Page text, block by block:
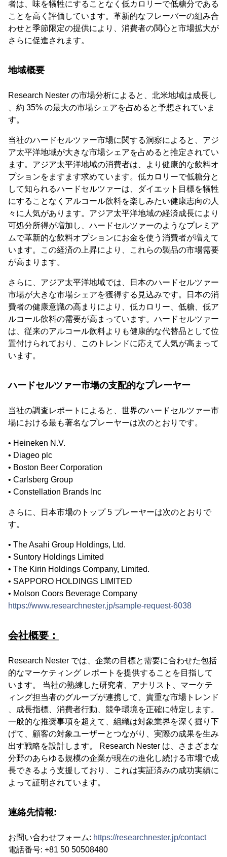
者は、味を犠牲にすることなく低カロリーで低糖分である
ことを高く評価しています。革新的なフレーバーの組み合
わせと季節限定の提供により、消費者の関心と市場拡大が
さらに促進されます。
地域概要
Research Nester の市場分析によると、北米地域は成長し
、約 35% の最大の市場シェアを占めると予想されていま
す。
当社のハードセルツァー市場に関する洞察によると、アジ
ア太平洋地域が大きな市場シェアを占めると推定されてい
ます。アジア太平洋地域の消費者は、より健康的な飲料オ
プションをますます求めています。低カロリーで低糖分と
して知られるハードセルツァーは、ダイエット目標を犠牲
にすることなくアルコール飲料を楽しみたい健康志向の人
々に人気があります。アジア太平洋地域の経済成長により
可処分所得が増加し、ハードセルツァーのようなプレミア
ムで革新的な飲料オプションにお金を使う消費者が増えて
います。この経済の上昇により、これらの製品の市場需要
が高まります。
さらに、アジア太平洋地域では、日本のハードセルツァー
市場が大きな市場シェアを獲得する見込みです。日本の消
費者の健康意識の高まりにより、低カロリー、低糖、低ア
ルコール飲料の需要が高まっています。ハードセルツァー
は、従来のアルコール飲料よりも健康的な代替品として位
置付けられており、このトレンドに応えて人気が高まって
います。
ハードセルツァー市場の支配的なプレーヤー
当社の調査レポートによると、世界のハードセルツァー市
場における最も著名なプレーヤーは次のとおりです。
• Heineken N.V.
• Diageo plc
• Boston Beer Corporation
• Carlsberg Group
• Constellation Brands Inc
さらに、日本市場のトップ 5 プレーヤーは次のとおりで
す。
• The Asahi Group Holdings, Ltd.
• Suntory Holdings Limited
• The Kirin Holdings Company, Limited.
• SAPPORO HOLDINGS LIMITED
• Molson Coors Beverage Company
https://www.researchnester.jp/sample-request-6038
会社概要：
Research Nester では、企業の目標と需要に合わせた包括
的なマーケティング レポートを提供することを目指して
います。 当社の熟練した研究者、アナリスト、マーケテ
ィング担当者のグループが連携して、貴重な市場トレンド
、成長指標、消費者行動、競争環境を正確に特定します。
一般的な推奨事項を超えて、組織は対象業界を深く掘り下
げて、顧客の対象ユーザーとつながり、実際の成果を生み
出す戦略を設計します。 Research Nester は、さまざまな
分野のあらゆる規模の企業が現在の進化し続ける市場で成
長できるよう支援しており、これは実証済みの成功実績に
よって証明されています。
連絡先情報:
お問い合わせフォーム: https://researchnester.jp/contact
電話番号: +81 50 50508480